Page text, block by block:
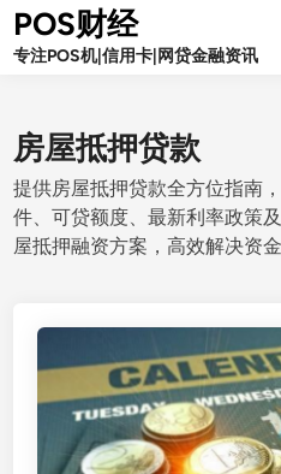
Skip
to
content
POS财经
专注POS机|信用卡|网贷金融资讯
房屋抵押贷款
提供房屋抵押贷款全方位指南
件、可贷额度、最新利率政策
屋抵押融资方案，高效解决资金